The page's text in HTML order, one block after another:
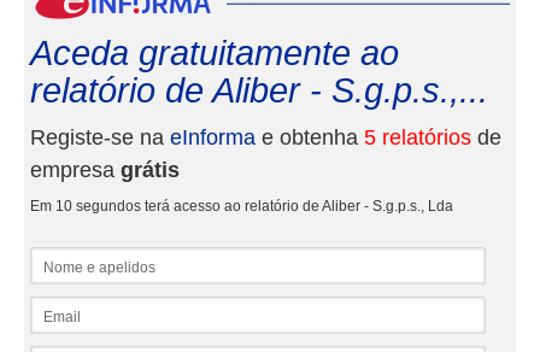
Aceda gratuitamente ao
relatório de Aliber - S.g.p.s.,...
Registe-se na eInforma e obtenha 5 relatórios de
empresa grátis
Em 10 segundos terá acesso ao relatório de Aliber - S.g.p.s., Lda